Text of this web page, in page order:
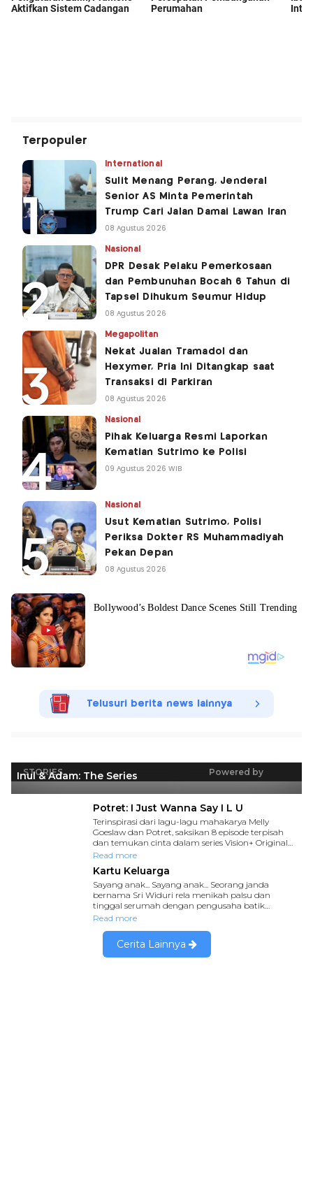
Terpopuler
International
Sulit Menang Perang, Jenderal
Senior AS Minta Pemerintah
Trump Cari Jalan Damai Lawan Iran
08 Agustus 2026
Nasional
DPR Desak Pelaku Pemerkosaan
dan Pembunuhan Bocah 6 Tahun di
Tapsel Dihukum Seumur Hidup
08 Agustus 2026
Megapolitan
Nekat Jualan Tramadol dan
Hexymer, Pria Ini Ditangkap saat
Transaksi di Parkiran
08 Agustus 2026
Nasional
Pihak Keluarga Resmi Laporkan
Kematian Sutrimo ke Polisi
09 Agustus 2026 WIB
Nasional
Usut Kematian Sutrimo, Polisi
Periksa Dokter RS Muhammadiyah
Pekan Depan
08 Agustus 2026
Telusuri berita news lainnya